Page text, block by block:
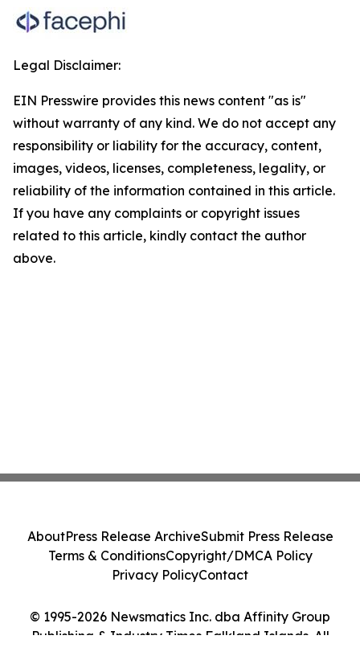
Legal Disclaimer:
EIN Presswire provides this news content "as is"
without warranty of any kind. We do not accept any
responsibility or liability for the accuracy, content,
images, videos, licenses, completeness, legality, or
reliability of the information contained in this article.
If you have any complaints or copyright issues
related to this article, kindly contact the author
above.
© 1995-2026 Newsmatics Inc. dba Affinity Group
Publishing & Industry Times Falkland Islands. All
AboutPress Release ArchiveSubmit Press Release
Terms & ConditionsCopyright/DMCA Policy
Privacy PolicyContact